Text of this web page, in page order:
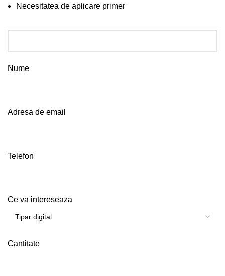
Necesitatea de aplicare primer
Nume
Adresa de email
Telefon
Ce va intereseaza
Cantitate